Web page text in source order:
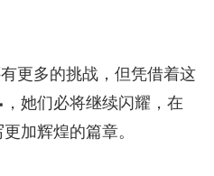
更多的挑战，但凭借着这
她们必将继续闪耀，在
加辉煌的篇章。